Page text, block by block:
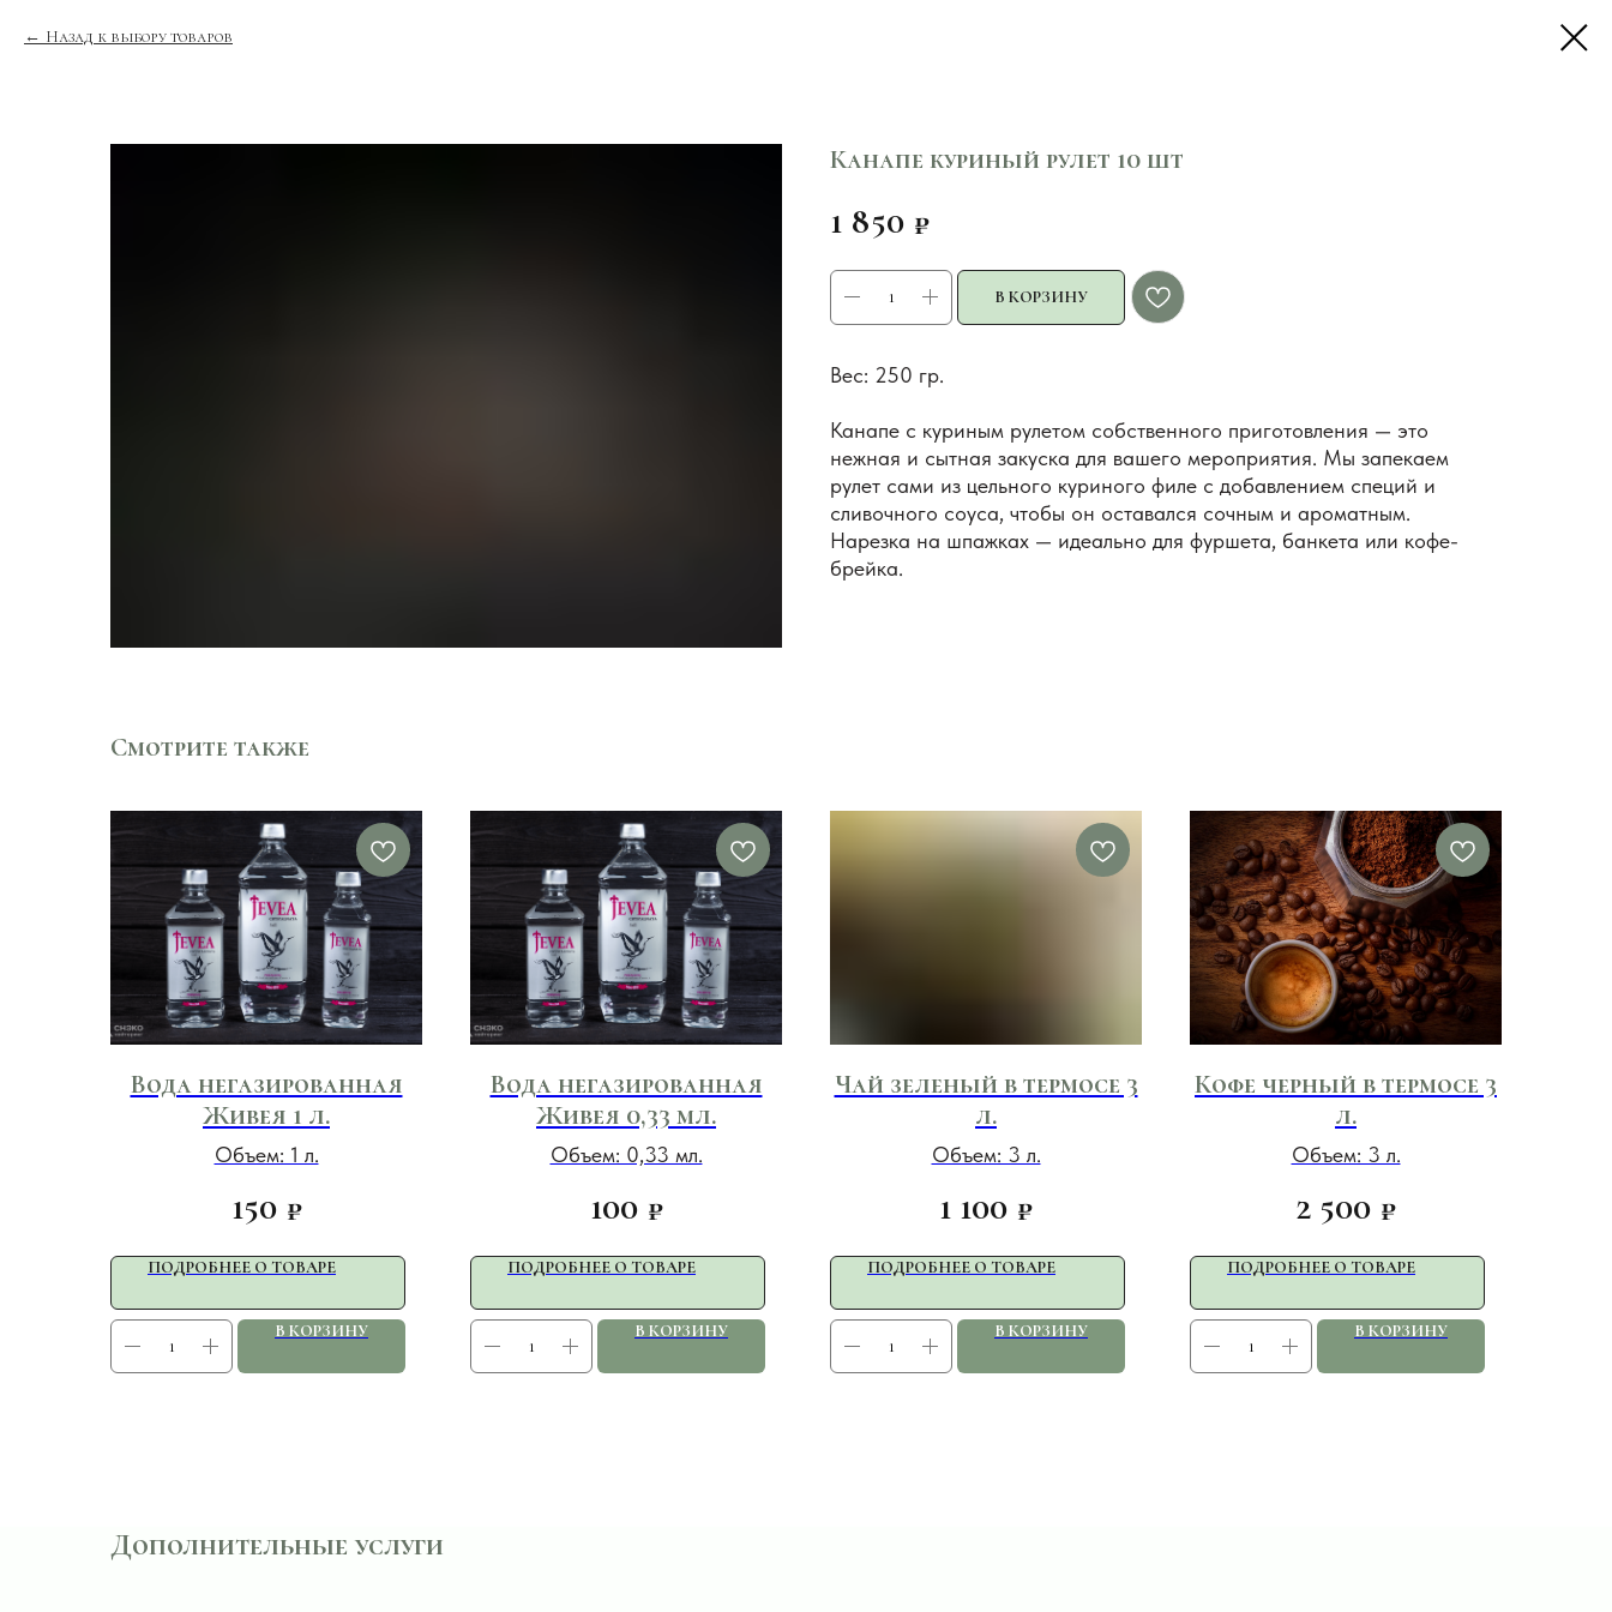
Назад к выбору товаров
Канапе куриный рулет 10 шт
1 850 ₽
В КОРЗИНУ
Вес: 250 гр.
Канапе с куриным рулетом собственного приготовления — это
нежная и сытная закуска для вашего мероприятия. Мы запекаем
рулет сами из цельного куриного филе с добавлением специй и
сливочного соуса, чтобы он оставался сочным и ароматным.
Нарезка на шпажках — идеально для фуршета, банкета или кофе-
брейка.
Смотрите также
Вода негазированная
Живея 1 л.
Объем: 1 л.
150 ₽
ПОДРОБНЕЕ О ТОВАРЕ
В КОРЗИНУ
Вода негазированная
Живея 0,33 мл.
Объем: 0,33 мл.
100 ₽
ПОДРОБНЕЕ О ТОВАРЕ
В КОРЗИНУ
Чай зеленый в термосе 3
л.
Объем: 3 л.
1 100 ₽
ПОДРОБНЕЕ О ТОВАРЕ
В КОРЗИНУ
Кофе черный в термосе 3
л.
Объем: 3 л.
2 500 ₽
ПОДРОБНЕЕ О ТОВАРЕ
В КОРЗИНУ
Дополнительные услуги